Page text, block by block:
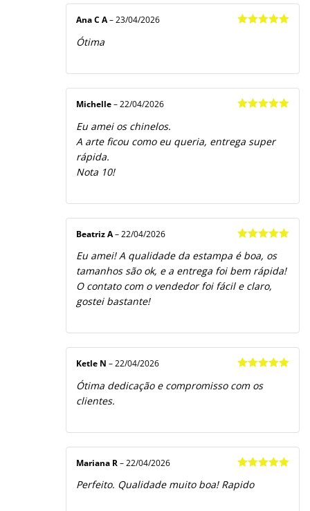
Ana C A– 23/04/2026
Ótima
Michelle – 22/04/2026
Eu amei os chinelos.
A arte ficou como eu queria, entrega super
rápida.
Nota 10!
de 5
Beatriz A – 22/04/2026
Eu amei! A qualidade da estampa é boa, os
tamanhos são ok, e a entrega foi bem rápida!
O contato com o vendedor foi fácil e claro,
gostei bastante!
de 5
Ketle N – 22/04/2026
Ótima dedicação e compromisso com os
clientes.
de 5
Mariana R – 22/04/2026
Perfeito. Qualidade muito boa! Rapido